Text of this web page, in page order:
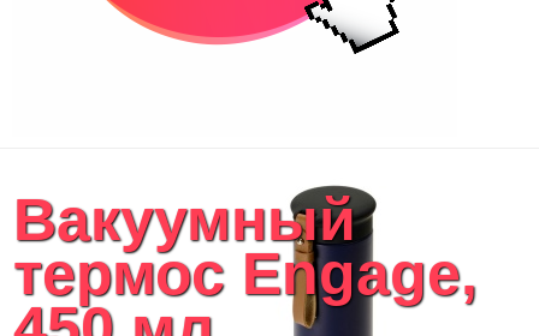
Вакуумный
термос Engage,